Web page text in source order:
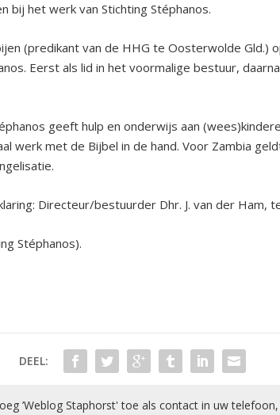
bij het werk van Stichting Stéphanos.
(predikant van de HHG te Oosterwolde Gld.)
Eerst als lid in het voormalige bestuur,
geeft hulp en onderwijs aan
werk met de Bijbel in de hand. Voor Zambia
Directeur/bestuurder Dhr. J. van der Ham,
Stéphanos).
DEEL:
’Weblog Staphorst' toe als contact in uw telefoon,